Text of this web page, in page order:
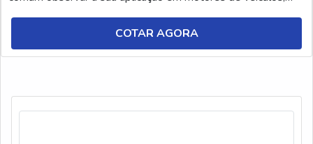
bem como chassis e pneus.Além disso, a aplicação do
desengraxante alcalino não se limita apenas a indústria
automotiva, mas também está presente em proc...
COTAR AGORA